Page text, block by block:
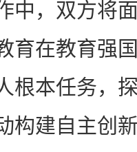
中，双方将
育在教育强
根本任务，
构建自主创